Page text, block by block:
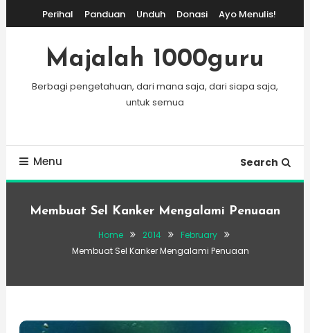
To
Content
Perihal Panduan Unduh Donasi Ayo Menulis!
Majalah 1000guru
Berbagi pengetahuan, dari mana saja, dari siapa saja,
untuk semua
Menu Search
Membuat Sel Kanker Mengalami Penuaan
Home 2014
February
Membuat Sel Kanker Mengalami Penuaan